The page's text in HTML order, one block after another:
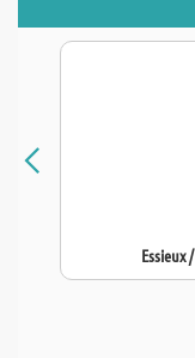
Essieux